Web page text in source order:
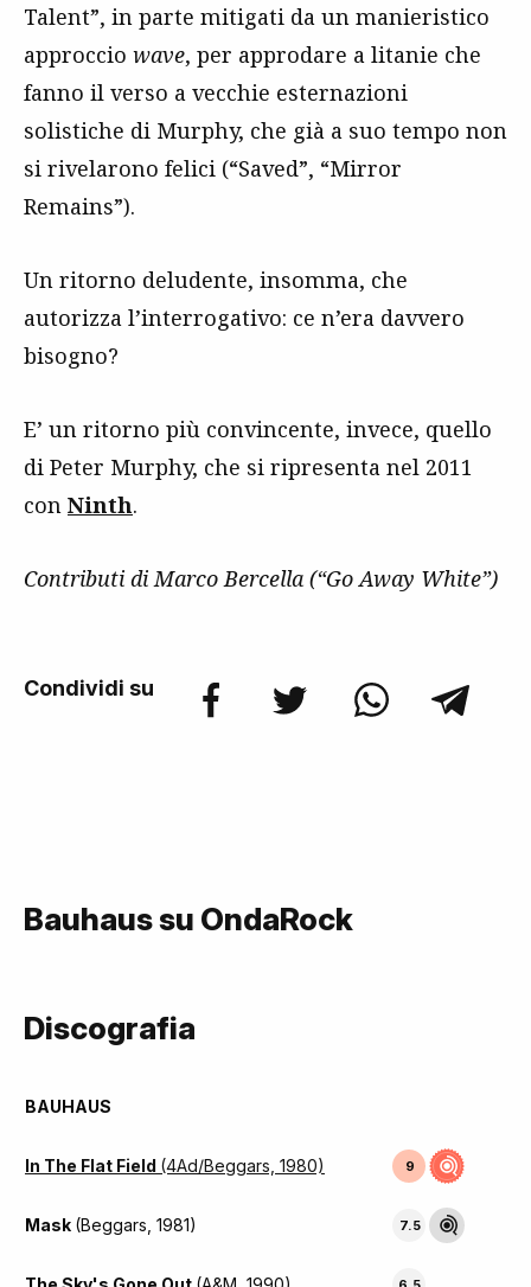
Talent”, in parte mitigati da un manieristico
approccio wave, per approdare a litanie che
fanno il verso a vecchie esternazioni
solistiche di Murphy, che già a suo tempo non
si rivelarono felici (“Saved”, “Mirror
Remains”).
Un ritorno deludente, insomma, che
autorizza l’interrogativo: ce n’era davvero
bisogno?
E’ un ritorno più convincente, invece, quello
di Peter Murphy, che si ripresenta nel 2011
con Ninth.
Contributi di Marco Bercella (“Go Away White”)
Condividi su
Bauhaus su OndaRock
Discografia
BAUHAUS
In The Flat Field (4Ad/Beggars, 1980) 9
Mask (Beggars, 1981) 7.5